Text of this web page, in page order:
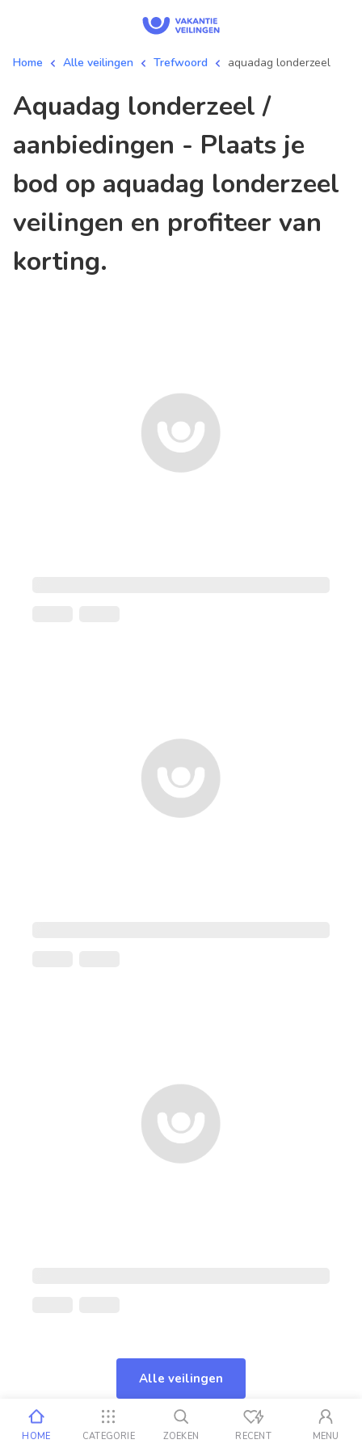
Home Alle veilingen Trefwoord aquadag londerzeel
aquadag londerzeel /
aanbiedingen - Plaats je
bod op aquadag londerzeel
veilingen en profiteer van
korting.
Alle veilingen
HOME CATEGORIE ZOEKEN RECENT MENU